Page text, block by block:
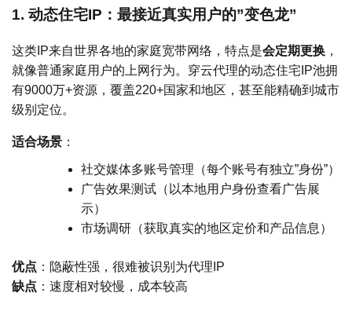
1. 动态住宅IP：最接近真实用户的”变色龙”
这类IP来自世界各地的家庭宽带网络，特点是会定期更换 ，
就像普通家庭用户的上网行为。穿云代理的动态住宅IP池拥
有9000万+资源，覆盖220+国家和地区，甚至能精确到城市
级别定位。
适合场景 ：
社交媒体多账号管理（每个账号有独立”身份”）
广告效果测试（以本地用户身份查看广告展
示）
市场调研（获取真实的地区定价和产品信息）
优点 ：隐蔽性强，很难被识别为代理IP
缺点 ：速度相对较慢，成本较高